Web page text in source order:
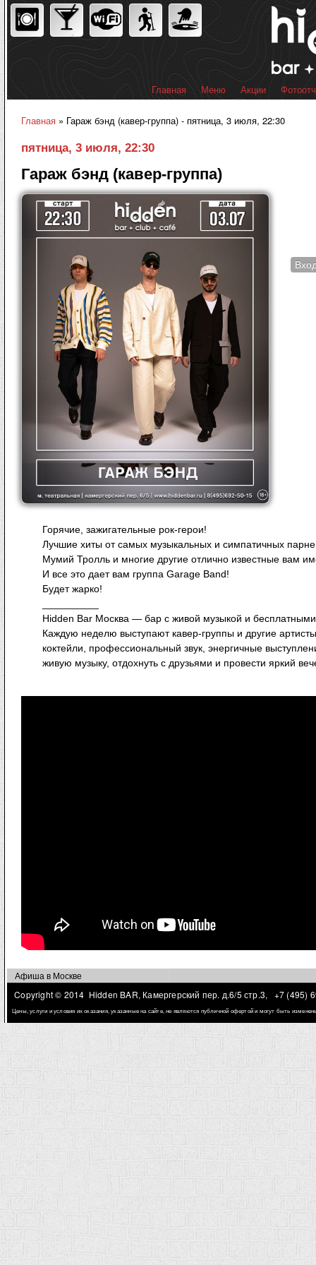
Главное меню
Главная Меню Акции
Главная » Гараж бэнд (кавер-группа) - пятница, 3 июля, 22:30
пятница, 3 июля, 22:30
Гараж бэнд (кавер-группа)
Горячие, зажигательные рок-герои!
Лучшие хиты от самых музыкальных и симпатичных
Мумий Тролль и многие другие отлично известные вам
И все это дает вам группа Garage Band!
Будет жарко!
Hidden Bar Москва — бар с живой музыкой и
Каждую неделю выступают кавер-группы и другие
коктейли, профессиональный звук, энергичные
живую музыку, отдохнуть с друзьями и провести яркий
Афиша в Москве
Copyright © 2014 Hidden BAR, Камергерский пер. д.6/5 стр.3,
+7 (495)
Цены, услуги и условия их оказания, указанные на сайте, не являются публичной офертой и могут быть